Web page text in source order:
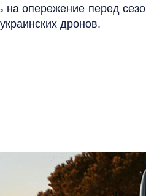
на опережение перед
дронов.